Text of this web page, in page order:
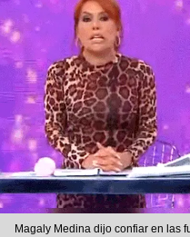
Magaly Medina dijo confiar en las